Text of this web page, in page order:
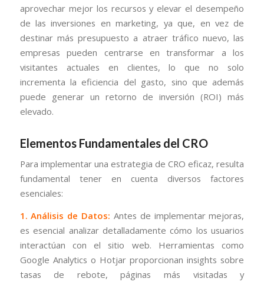
aprovechar mejor los recursos y elevar el desempeño
de las inversiones en marketing, ya que, en vez de
destinar más presupuesto a atraer tráfico nuevo, las
empresas pueden centrarse en transformar a los
visitantes actuales en clientes, lo que no solo
incrementa la eficiencia del gasto, sino que además
puede generar un retorno de inversión (ROI) más
elevado.
Elementos Fundamentales del CRO
Para implementar una estrategia de CRO eficaz, resulta
fundamental tener en cuenta diversos factores
esenciales:
1. Análisis de Datos: Antes de implementar mejoras,
es esencial analizar detalladamente cómo los usuarios
interactúan con el sitio web. Herramientas como
Google Analytics o Hotjar proporcionan insights sobre
tasas de rebote, páginas más visitadas y